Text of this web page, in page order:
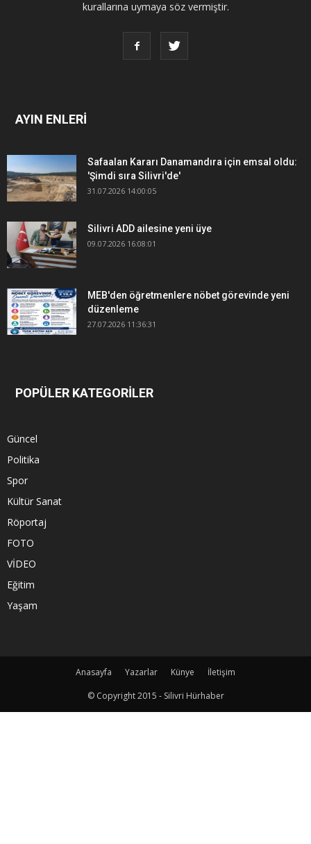
kurallarına uymaya söz vermiştir.
AYIN ENLERİ
Safaalan Kararı Danamandıra için emsal oldu:
'Şimdi sıra Silivri'de'
31.07.2026 14:00:05
Silivri ADD ailesine yeni üye
09.07.2026 16:08:01
MEB'den öğretmenlere nöbet görevinde yeni
düzenleme
27.07.2026 11:36:31
POPÜLER KATEGORİLER
Güncel
Politika
Spor
Kültür Sanat
Röportaj
FOTO
VİDEO
Eğitim
Yaşam
Anasayfa Yazarlar Künye
İletişim
© Copyright 2015 - Silivri Hürhaber